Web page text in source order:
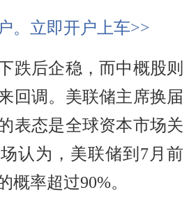
。立即开户上车>>
跌后企稳，而中概股则
回调。美联储主席换届
表态是全球资本市场关
认为，美联储到7月前
概率超过90%。